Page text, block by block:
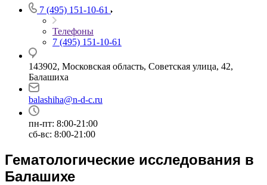
7 (495) 151-10-61
Телефоны
7 (495) 151-10-61
143902, Московская область, Советская улица, 42,
Балашиха
balashiha@n-d-c.ru
пн-пт: 8:00-21:00
сб-вс: 8:00-21:00
Гематологические исследования в
Балашихе